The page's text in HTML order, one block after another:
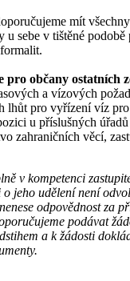
mít
u sebe v tištěné
pro občany ostatních
a vízových
lhůt pro vyřízení víz
u příslušných
zahraničních věcí,
v kompetenci
o jeho udělení není
odpovědnost za
podávat
a k žádosti